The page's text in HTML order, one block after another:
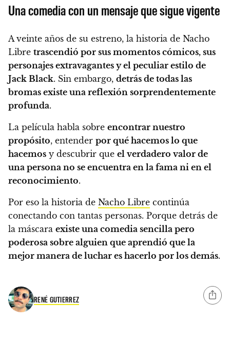
Una comedia con un mensaje que sigue vigente
A veinte años de su estreno, la historia de Nacho
Libre trascendió por sus momentos cómicos, sus
personajes extravagantes y el peculiar estilo de
Jack Black. Sin embargo, detrás de todas las
bromas existe una reflexión sorprendentemente
profunda.
La película habla sobre encontrar nuestro
propósito, entender por qué hacemos lo que
hacemos y descubrir que el verdadero valor de
una persona no se encuentra en la fama ni en el
reconocimiento.
Por eso la historia de Nacho Libre continúa
conectando con tantas personas. Porque detrás de
la máscara existe una comedia sencilla pero
poderosa sobre alguien que aprendió que la
mejor manera de luchar es hacerlo por los demás.
RENÉ GUTIERREZ